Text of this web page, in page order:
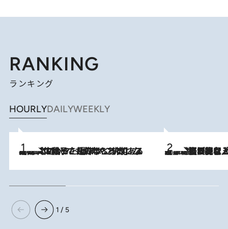
RANKING
ランキング
HOURLYDAILYWEEKLY
2026.8.5
【阿川佐和子さんの年とる力】なぜ70代で始めた趣味は“こんなに楽しい”のか？ ピアノ、俳句…スランプに陥っても続けられる“ある秘訣”とは 2026.8.5
【なぜ吉沢亮は「気配を消せる」のか？】興行収入208億の『国宝』を経て挑むミュージカル『ディア・エヴァン・ハンセン』。トップ俳優が舞台上でさらけ出した“孤独”とは
1 / 5